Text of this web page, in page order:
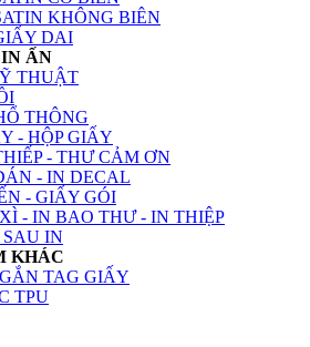
KHÔNG BIÊN
DAI
ẤN
THUẬT
THÔNG
- HỘP GIẤY
- THƯ CẢM ƠN
- IN DECAL
- GIẤY GÓI
- IN BAO THƯ - IN THIỆP
IN
KHÁC
TAG GIẤY
TPU